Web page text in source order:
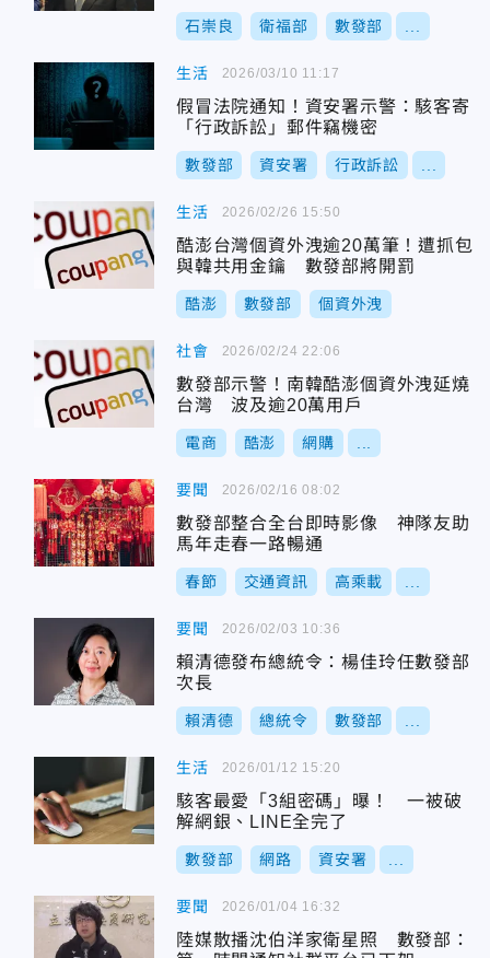
石崇良 衛福部 數發部
生活
假冒法院通知！資安署示警：駭客寄
「行政訴訟」郵件竊機密
數發部 資安署 行政訴訟
2026/03/10 11:17
生活
酷澎台灣個資外洩逾20萬筆！遭抓包
與韓共用金鑰 數發部將開罰
酷澎 數發部 個資外洩
2026/02/26 15:50
社會
數發部示警！南韓酷澎個資外洩延燒
台灣 波及逾20萬用戶
電商 酷澎 網購
2026/02/24 22:06
要聞
數發部整合全台即時影像 神隊友助
馬年走春一路暢通
春節 交通資訊 高乘載
2026/02/16 08:02
要聞
賴清德發布總統令：楊佳玲任數發部
次長
賴清德 總統令 數發部
2026/02/03 10:36
生活
駭客最愛「3組密碼」曝！ 一被破
解網銀、LINE全完了
數發部 網路 資安署
2026/01/12 15:20
要聞
陸媒散播沈伯洋家衛星照 數發部：
2026/01/04 16:32